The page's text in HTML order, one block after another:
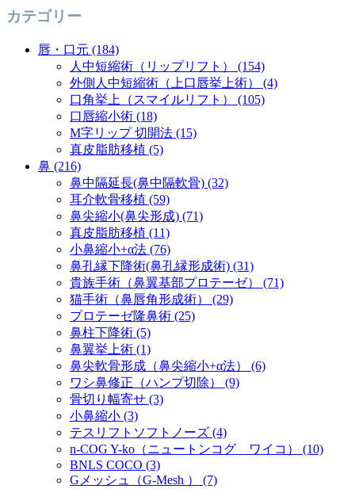
カテゴリー
唇・口元 (184)
人中短縮術（リップリフト） (154)
外側人中短縮術（上口唇挙上術） (4)
口角挙上（スマイルリフト） (105)
口唇縮小術 (18)
M字リップ 切開法 (15)
真皮脂肪移植 (5)
鼻 (216)
鼻中隔延長(鼻中隔軟骨) (32)
耳介軟骨移植 (59)
鼻尖縮小(鼻尖形成) (71)
真皮脂肪移植 (11)
小鼻縮小+α法 (76)
鼻孔縁下降術(鼻孔縁形成術) (31)
貴族手術（鼻翼基部プロテーゼ） (71)
猫手術（鼻唇角形成術） (29)
プロテーゼ隆鼻術 (25)
鼻柱下降術 (5)
鼻翼挙上術 (1)
鼻尖軟骨形成（鼻尖縮小+α法） (6)
ワシ鼻修正（ハンプ切除） (9)
骨切り幅寄せ (3)
小鼻縮小 (3)
テスリフトソフトノーズ (4)
n-COG Y-ko（ニュートンコグ ワイコ） (10)
BNLS COCO (3)
Gメッシュ（G-Mesh ） (7)